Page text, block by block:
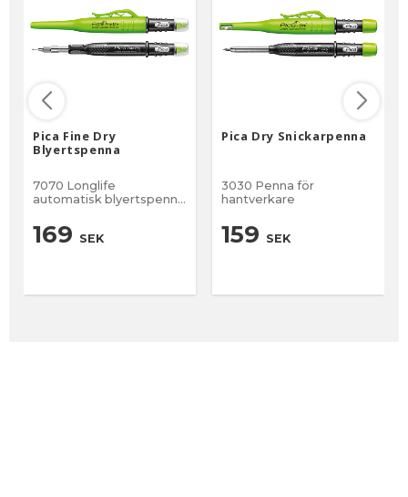
Pica Fine Dry
Blyertspenna
7070 Longlife
automatisk blyertspenna
169 SEK
Pica Dry Snickarpenna
3030 Penna för
hantverkare
159 SEK